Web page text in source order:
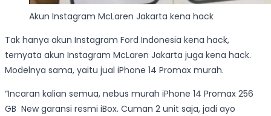
Akun Instagram McLaren Jakarta kena hack
Tak hanya akun Instagram Ford Indonesia kena hack,
ternyata akun Instagram McLaren Jakarta juga kena hack.
Modelnya sama, yaitu jual iPhone 14 Promax murah.
“Incaran kalian semua, nebus murah iPhone 14 Promax 256
GB New garansi resmi iBox. Cuman 2 unit saja, jadi ayo